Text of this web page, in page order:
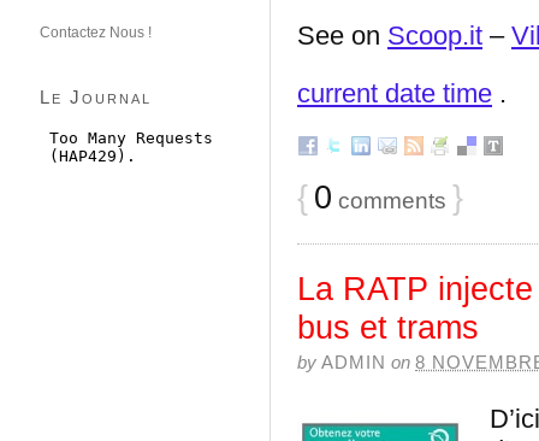
See on Scoop.it –
current date time .
{ 0 comments }
La RATP
bus et trams
by ADMIN on 8
Займ
Contactez Nous !
Le Journal